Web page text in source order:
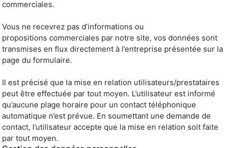
commerciales.
Vous ne recevrez pas d’informations ou
propositions commerciales par notre site, vos données sont
transmises en flux directement à l’entreprise présentée sur la
page du formulaire.
Il est précisé que la mise en relation utilisateurs/prestataires
peut être effectuée par tout moyen. L’utilisateur est informé
qu’aucune plage horaire pour un contact téléphonique
automatique n’est prévue. En soumettant une demande de
contact, l’utilisateur accepte que la mise en relation soit faite
par tout moyen.